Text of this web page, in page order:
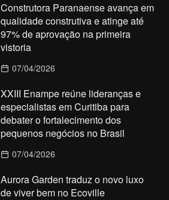
Construtora Paranaense avança em
qualidade construtiva e atinge até
97% de aprovação na primeira
vistoria
07/04/2026
XXIII Enampe reúne lideranças e
especialistas em Curitiba para
debater o fortalecimento dos
pequenos negócios no Brasil
07/04/2026
Aurora Garden traduz o novo luxo
de viver bem no Ecoville